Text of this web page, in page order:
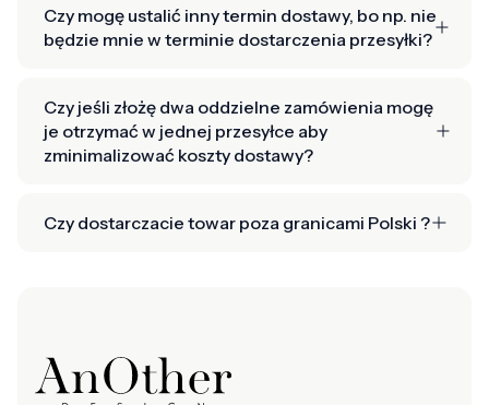
Czy mogę ustalić inny termin dostawy, bo np. nie
będzie mnie w terminie dostarczenia przesyłki?
Czy jeśli złożę dwa oddzielne zamówienia mogę
je otrzymać w jednej przesyłce aby
zminimalizować koszty dostawy?
Czy dostarczacie towar poza granicami Polski ?